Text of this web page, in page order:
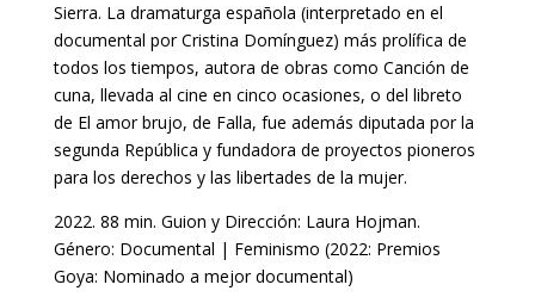
Sierra. La dramaturga española (interpretado en el
documental por Cristina Domínguez) más prolífica de
todos los tiempos, autora de obras como Canción de
cuna, llevada al cine en cinco ocasiones, o del libreto
de El amor brujo, de Falla, fue además diputada por la
segunda República y fundadora de proyectos pioneros
para los derechos y las libertades de la mujer.
2022. 88 min. Guion y Dirección: Laura Hojman.
Género: Documental | Feminismo (2022: Premios
Goya: Nominado a mejor documental)